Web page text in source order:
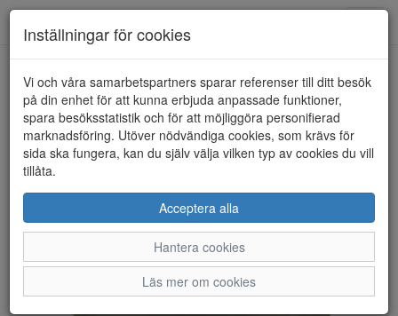
HEM BOZZINI
Inställningar för cookies
Vi och våra samarbetspartners sparar referenser till ditt besök
på din enhet för att kunna erbjuda anpassade funktioner,
spara besöksstatistik och för att möjliggöra personifierad
marknadsföring. Utöver nödvändiga cookies, som krävs för
sida ska fungera, kan du själv välja vilken typ av cookies du vill
tillåta.
Acceptera alla
Hantera cookies
Läs mer om cookies